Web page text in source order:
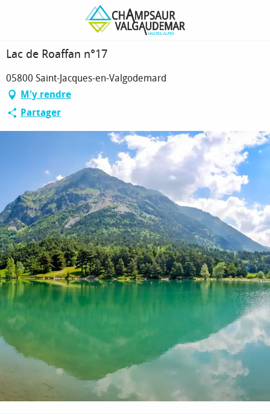
principal
Lac de Roaffan n°17
Lac de Roaffan n°17
05800 Saint-Jacques-en-Valgodemard
M'y rendre
Partager